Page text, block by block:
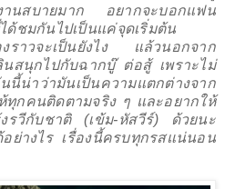
านสบายมาก
อยากจะบอกแฟน
ชมกันไปเป็นแค่จุดเริ่มต้น
ราวจะเป็นยังไง
แล้วนอกจาก
นสนุกไปกับฉากบู๊ ต่อสู้ เพราะไม่
น่าว่ามันเป็นความแตกต่างจาก
ทุกคนติดตามจริง ๆ และอยากให้
งรวีกับชาติ (เข้ม-หัสวีร์) ด้วยนะ
ย่างไร เรื่องนี้ครบทุกรสแน่นอน